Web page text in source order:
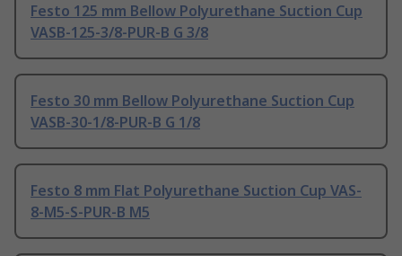
Festo 125 mm Bellow Polyurethane Suction Cup
VASB-125-3/8-PUR-B G 3/8
Festo 30 mm Bellow Polyurethane Suction Cup
VASB-30-1/8-PUR-B G 1/8
Festo 8 mm Flat Polyurethane Suction Cup VAS-
8-M5-S-PUR-B M5